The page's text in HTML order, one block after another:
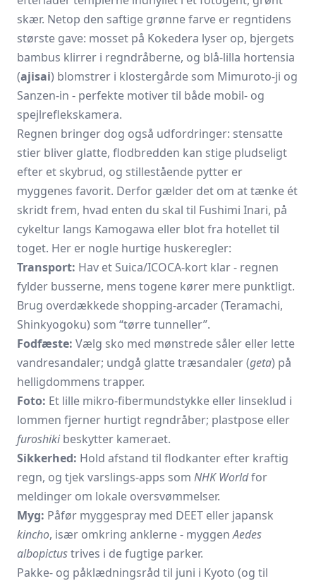
skær. Netop den saftige grønne farve er regntidens
største gave: mosset på Kokedera lyser op, bjergets
bambus klirrer i regndråberne, og blå-lilla hortensia
(ajisai) blomstrer i klostergårde som Mimuroto-ji og
Sanzen-in - perfekte motiver til både mobil- og
spejlreflekskamera.
Regnen bringer dog også udfordringer: stensatte
stier bliver glatte, flodbredden kan stige pludseligt
efter et skybrud, og stillestående pytter er
myggenes favorit. Derfor gælder det om at tænke ét
skridt frem, hvad enten du skal til Fushimi Inari, på
cykeltur langs Kamogawa eller blot fra hotellet til
toget. Her er nogle hurtige huskeregler:
Transport: Hav et Suica/ICOCA-kort klar - regnen
fylder busserne, mens togene kører mere punktligt.
Brug overdækkede shopping-arcader (Teramachi,
Shinkyogoku) som “tørre tunneller”.
Fodfæste: Vælg sko med mønstrede såler eller lette
vandresandaler; undgå glatte træsandaler (geta) på
helligdommens trapper.
Foto: Et lille mikro-fibermundstykke eller linseklud i
lommen fjerner hurtigt regndråber; plastpose eller
furoshikibeskytter kameraet.
Sikkerhed: Hold afstand til flodkanter efter kraftig
regn, og tjek varslings-apps som NHK Worldfor
meldinger om lokale oversvømmelser.
Myg: Påfør myggespray med DEET eller japansk
kincho, især omkring anklerne - myggenAedes
albopictustrives i de fugtige parker.
Pakke- og påklædningsråd til juni i Kyoto (og til